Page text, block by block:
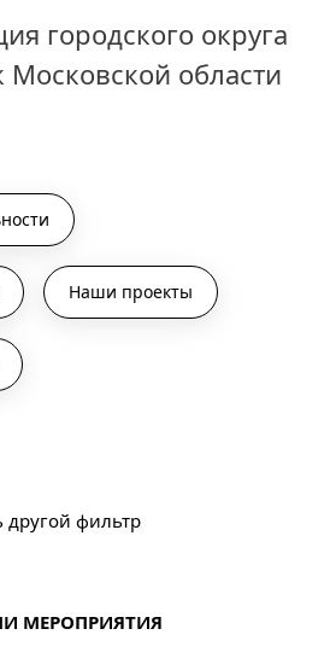
городского округа
Московской области
Наши проекты
другой фильтр
МЕРОПРИЯТИЯ